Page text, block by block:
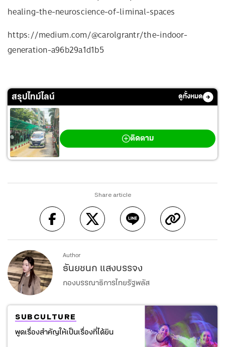
healing-the-neuroscience-of-liminal-spaces
https://medium.com/@carolgrantr/the-indoor-
generation-a96b29a1d1b5
สรุปไทม์ไลน์ ดูทั้งหมด
ติดตาม
Share article
Author
ธันยชนก แสงบรรจง
กองบรรณาธิการไทยรัฐพลัส
SUBCULTURE
พูดเรื่องสำคัญให้เป็นเรื่องที่ได้ยิน